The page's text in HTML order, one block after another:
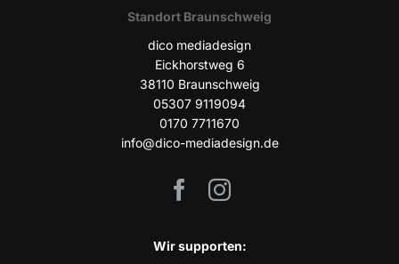
Stand­ort Braunschweig
dico media­de­sign
Eick­horst­weg 6
38110 Braun­schweig
05307 9119094
0170 7711670
info@dico-mediadesign.de
Wir sup­port­en: